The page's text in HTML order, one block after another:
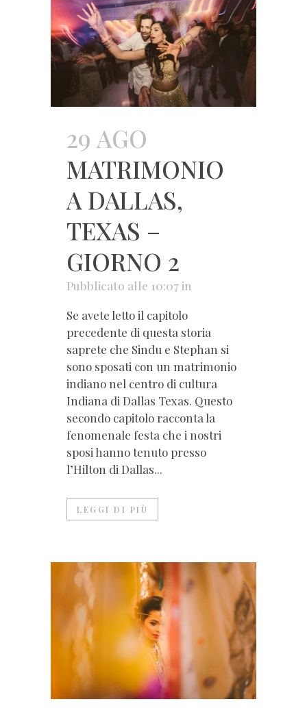
29 AGO
MATRIMONIO
A DALLAS,
TEXAS –
GIORNO 2
Pubblicato alle 10:07in
Se avete letto il capitolo
precedente di questa storia
saprete che Sindu e Stephan si
sono sposati con un matrimonio
indiano nel centro di cultura
Indiana di Dallas Texas. Questo
secondo capitolo racconta la
fenomenale festa che i nostri
sposi hanno tenuto presso
l’Hilton di Dallas...
LEGGI DI PIÙ